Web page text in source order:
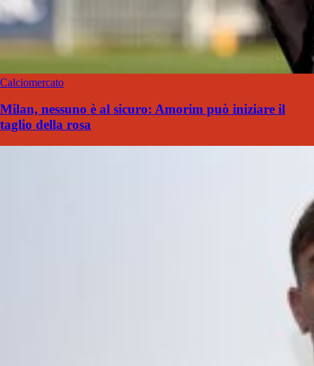
Calciomercato
Milan, nessuno è al sicuro: Amorim può iniziare il
taglio della rosa